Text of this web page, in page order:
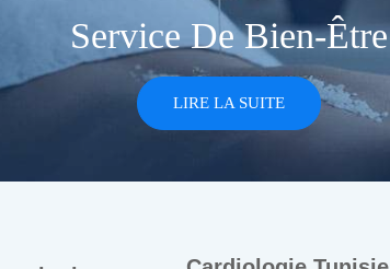
Service De Bien-Être
LIRE LA SUITE